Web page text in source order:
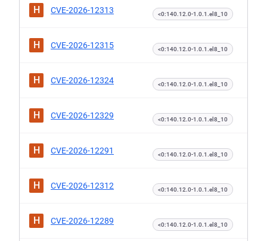
H CVE-2026-12313 <0:140.12.0-1.0.1.el8_10
H CVE-2026-12315 <0:140.12.0-1.0.1.el8_10
H CVE-2026-12324 <0:140.12.0-1.0.1.el8_10
H CVE-2026-12329 <0:140.12.0-1.0.1.el8_10
H CVE-2026-12291 <0:140.12.0-1.0.1.el8_10
H CVE-2026-12312 <0:140.12.0-1.0.1.el8_10
H CVE-2026-12289 <0:140.12.0-1.0.1.el8_10